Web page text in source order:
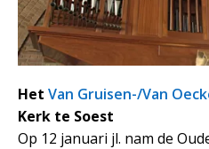
Het Van Gruisen-/Van
Kerk te Soest
Op 12 januari jl. nam de